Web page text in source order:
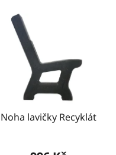
Noha lavičky Recyklát